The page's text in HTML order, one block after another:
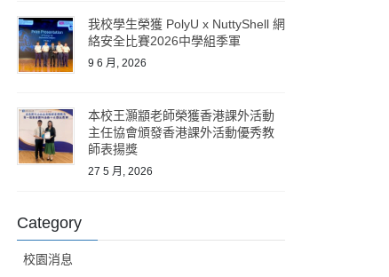
我校學生榮獲 PolyU x NuttyShell 網
絡安全比賽2026中學組季軍
9 6 月, 2026
本校王灝顓老師榮獲香港課外活動
主任協會頒發香港課外活動優秀教
師表揚獎
27 5 月, 2026
Category
校園消息